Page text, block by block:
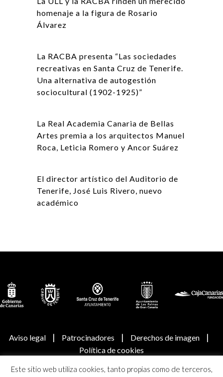
homenaje a la figura de Rosario
Álvarez
La RACBA presenta “Las sociedades
recreativas en Santa Cruz de Tenerife.
Una alternativa de autogestión
sociocultural (1902-1925)”
La Real Academia Canaria de Bellas
Artes premia a los arquitectos Manuel
Roca, Leticia Romero y Ancor Suárez
El director artístico del Auditorio de
Tenerife, José Luis Rivero, nuevo
académico
Aviso legal | Patrocinadores | Derechos de imagen |
Política de cookies
Este sitio web utiliza cookies, tanto propias como de terceros,